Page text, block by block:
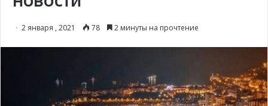
2 января , 2021 78 2 минуты на прочтение